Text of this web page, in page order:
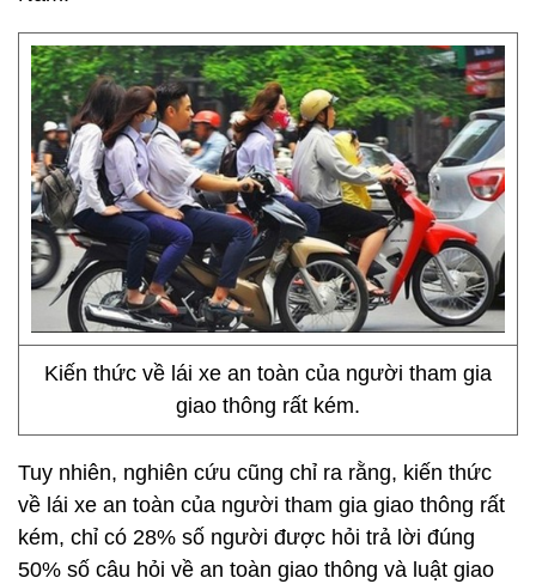
Kiến thức về lái xe an toàn của người tham gia
giao thông rất kém.
Tuy nhiên, nghiên cứu cũng chỉ ra rằng, kiến thức
về lái xe an toàn của người tham gia giao thông rất
kém, chỉ có 28% số người được hỏi trả lời đúng
50% số câu hỏi về an toàn giao thông và luật giao